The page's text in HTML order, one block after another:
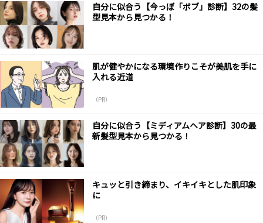
自分に似合う【今っぽ「ボブ」診断】32の髪
型見本から見つかる！
肌が健やかになる環境作りこそが美肌を手に
入れる近道
（PR）
自分に似合う【ミディアムヘア診断】30の最
新髪型見本から見つかる！
キュッと引き締まり、イキイキとした肌印象
に
（PR）